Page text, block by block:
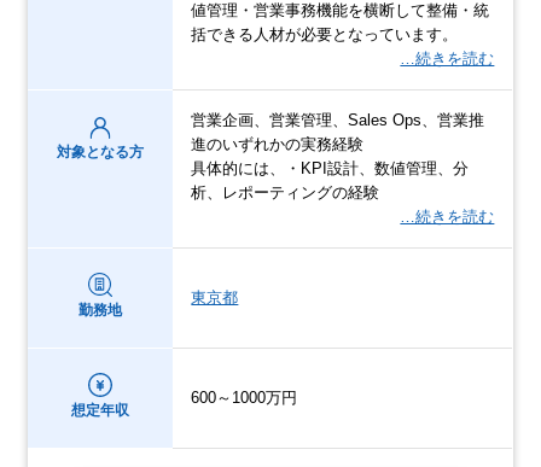
値管理・営業事務機能を横断して整備・統
括できる人材が必要となっています。
…続きを読む
対象となる方
営業企画、営業管理、Sales Ops、営業推
進のいずれかの実務経験
具体的には、・KPI設計、数値管理、分
析、レポーティングの経験
…続きを読む
勤務地
東京都
想定年収
600～1000万円